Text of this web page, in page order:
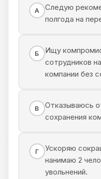
А
Следую
полгода на
Б
Ищу
сотрудников
компании без
В
Отказываюсь
сохранения
Г
Ускоряю
нанимаю 2
увольнений.